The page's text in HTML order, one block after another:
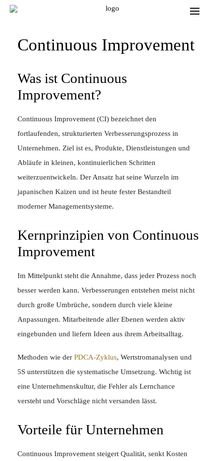
Continuous Improvement
Was ist Continuous
Improvement?
Continuous Improvement (CI) bezeichnet den
fortlaufenden, strukturierten Verbesserungsprozess in
Unternehmen. Ziel ist es, Produkte, Dienstleistungen und
Abläufe in kleinen, kontinuierlichen Schritten
weiterzuentwickeln. Der Ansatz hat seine Wurzeln im
japanischen Kaizen und ist heute fester Bestandteil
moderner Managementsysteme.
Kernprinzipien von Continuous
Improvement
Im Mittelpunkt steht die Annahme, dass jeder Prozess noch
besser werden kann. Verbesserungen entstehen meist nicht
durch große Umbrüche, sondern durch viele kleine
Anpassungen. Mitarbeitende aller Ebenen werden aktiv
eingebunden und liefern Ideen aus ihrem Arbeitsalltag.
Methoden wie der PDCA-Zyklus, Wertstromanalysen und
5S unterstützen die systematische Umsetzung. Wichtig ist
eine Unternehmenskultur, die Fehler als Lernchance
versteht und Vorschläge nicht versanden lässt.
Vorteile für Unternehmen
Continuous Improvement steigert Qualität, senkt Kosten